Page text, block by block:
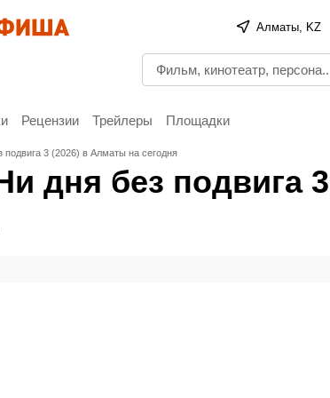
Алматы, KZ
Рецензии Трейлеры Площадки
подвига 3 (2026) в Алматы на сегодня
дня без подвига 3